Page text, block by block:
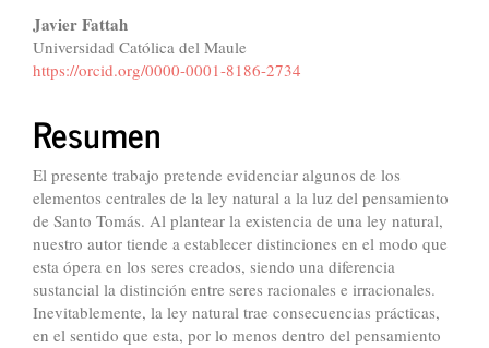
Contenido
principal
del
artículo
Javier Fattah
Universidad Católica del Maule
https://orcid.org/0000-0001-8186-2734
Resumen
El presente trabajo pretende evidenciar algunos de los
elementos centrales de la ley natural a la luz del pensamiento
de Santo Tomás. Al plantear la existencia de una ley natural,
nuestro autor tiende a establecer distinciones en el modo que
esta ópera en los seres creados, siendo una diferencia
sustancial la distinción entre seres racionales e irracionales.
Inevitablemente, la ley natural trae consecuencias prácticas,
en el sentido que esta, por lo menos dentro del pensamiento